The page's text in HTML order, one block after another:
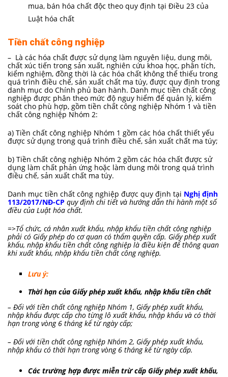
mua, bán hóa chất độc theo quy định tại Điều 23 của
Luật hóa chất
Tiền chất công nghiệp
– Là các hóa chất được sử dụng làm nguyên liệu, dung môi,
chất xúc tiến trong sản xuất, nghiên cứu khoa học, phân tích,
kiểm nghiệm, đồng thời là các hóa chất không thể thiếu trong
quá trình điều chế, sản xuất chất ma túy, được quy định trong
danh mục do Chính phủ ban hành. Danh mục tiền chất công
nghiệp được phân theo mức độ nguy hiểm để quản lý, kiểm
soát cho phù hợp, gồm tiền chất công nghiệp Nhóm 1 và tiền
chất công nghiệp Nhóm 2:
a) Tiền chất công nghiệp Nhóm 1 gồm các hóa chất thiết yếu
được sử dụng trong quá trình điều chế, sản xuất chất ma túy;
b) Tiền chất công nghiệp Nhóm 2 gồm các hóa chất được sử
dụng làm chất phản ứng hoặc làm dung môi trong quá trình
điều chế, sản xuất chất ma túy.
Danh mục tiền chất công nghiệp được quy định tại Nghị định
113/2017/NĐ-CP quy định chi tiết và hướng dẫn thi hành một số
điều của Luật hóa chất.
=>Tổ chức, cá nhân xuất khẩu, nhập khẩu tiền chất công nghiệp
phải có Giấy phép do cơ quan có thẩm quyền cấp. Giấy phép xuất
khẩu, nhập khẩu tiền chất công nghiệp là điều kiện để thông quan
khi xuất khẩu, nhập khẩu tiền chất công nghiệp.
Lưu ý:
Thời hạn của Giấy phép xuất khẩu, nhập khẩu tiền chất
– Đối với tiền chất công nghiệp Nhóm 1, Giấy phép xuất khẩu,
nhập khẩu được cấp cho từng lô xuất khẩu, nhập khẩu và có thời
hạn trong vòng 6 tháng kể từ ngày cấp;
– Đối với tiền chất công nghiệp Nhóm 2, Giấy phép xuất khẩu,
nhập khẩu có thời hạn trong vòng 6 tháng kể từ ngày cấp.
Các trường hợp được miễn trừ cấp Giấy phép xuất khẩu,